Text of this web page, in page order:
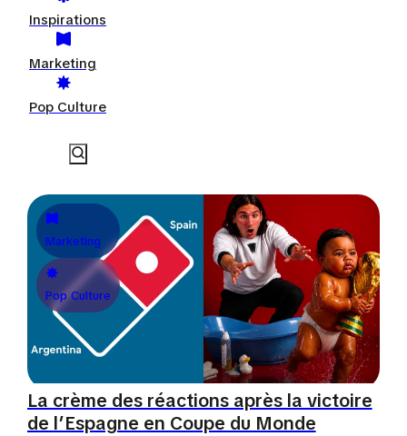
Inspirations
Marketing
Pop Culture
Marketing
Pop Culture
La crème des réactions après la victoire
de l’Espagne en Coupe du Monde